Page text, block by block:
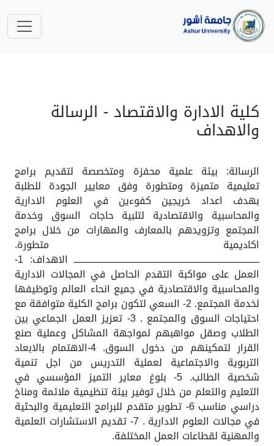
كلية الادارة والاقتصاد - الرسالة
والاهداف
الرسالة: بيئة علمية محفزة ومتخصصة لتقديم برامج
تعليمية متميزة ومتطورة وفق معايير الجودة للطلبة
بهدف اعداد خريجين كفوءين في العلوم الادارية
والمحاسبية والاقتصادية لتلبية حاجات السوق وخدمة
المجتمع وتزويدهم بالمعارف والمهارات من خلال برامج
اكاديمية متطورة.
ـــــــــــــــــــــــــــــــــــــــــــــــــــــــــــــــــــــــــــــــــــــــــــــــــــــ الاهداف: 1-
العمل على مواكبة التقدم الحاصل في المجالات الادارية
والمحاسبية والاقتصادية في جميع انحاء العالم وتوظيفها
لخدمة المجتمع. 2- السعي لتكون برامج الكلية متوافقة مع
احتياجات السوق والمجتمع . 3- تعزيز العمل الجماعي بين
الطلاب وصقل مواهبهم لمواجهة المشاكل وعملية صنع
القرار لتمكينهم من دخول السوق. 4-الاهتمام بالابعاد
التربوية والاجتماعية لعملية التدريس من اجل تنمية
شخصية الطالب. 5- بلوغ معاير التميز المؤسسي في
التعليم والتعلم من خلال توفير بيئة تنظيمية ملائمة ومناخ
دراسي مناسب 6- تطوير متقدم للبرامج التعليمية والبحثية
في مجالات العلوم الادارية . 7- تقديم الاستشارات العلمية
والمهنية لقطاعات العمل المختلفة.